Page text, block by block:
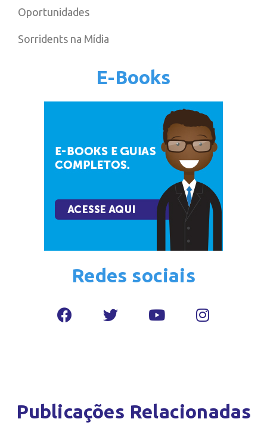
Oportunidades
Sorridents na Mídia
E-Books
Redes sociais
Publicações Relacionadas